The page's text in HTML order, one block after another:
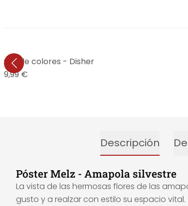
de colores - Disher
19,99 €
Descripción
Póster Melz - Amapola silvestre
La vista de las hermosas flores de las
gusto y a realzar con estilo su espacio vital.